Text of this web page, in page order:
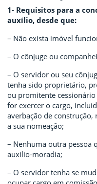
1- Requisitos para a
auxílio, desde que:
– Não exista imóvel
– O cônjuge ou
– O servidor ou seu
tenha sido proprietário,
ou promitente
for exercer o cargo,
averbação de construção,
a sua nomeação;
– Nenhuma outra pessoa
auxílio-moradia;
– O servidor tenha se